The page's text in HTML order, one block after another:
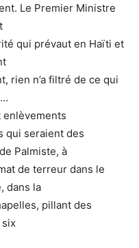
Le Premier Ministre
qui prévaut en Haïti et
rien n’a filtré de ce qui
enlèvements
qui seraient des
Palmiste, à
de terreur dans le
dans la
pillant des
six